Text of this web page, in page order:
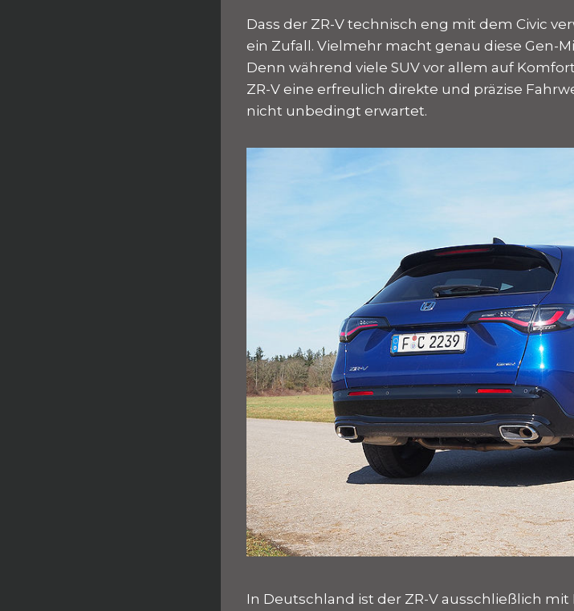
Dass der ZR-V technisch eng mit dem Civic
ein Zufall. Vielmehr macht genau diese Gen-
Denn während viele SUV vor allem auf
ZR-V eine erfreulich direkte und präzise
nicht unbedingt erwartet.
In Deutschland ist der ZR-V ausschließlich